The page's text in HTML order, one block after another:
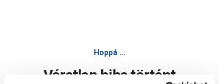
Hoppá ...
Váratlan hiba történt